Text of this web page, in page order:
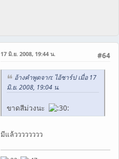
#64
17 มิ.ย. 2008, 19:44 น.
อ้างคำพูดจาก: ไอ้ชาร์ป เมื่อ 17
มิ.ย. 2008, 19:04 น.
ขาดสีม่วงนะ
มีแล้วววววววว